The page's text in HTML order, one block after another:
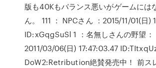
版も40Kもバランス悪いがゲームには
ん。 111 ： NPCさん ：2015/11/01(日)
ID:xGqgSuSl 1 ：名無しさんの野望：
2011/03/06(日) 17:47:03.47
DoW2:Retribution絶賛発売中！ 前ス